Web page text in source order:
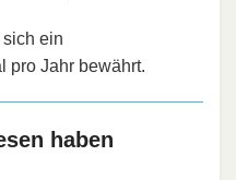
ein
pro Jahr bewährt.
haben